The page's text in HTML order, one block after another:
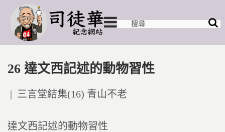
26 達文西記述的動物習性
Posted
三言堂結集(16) 青山不老
達文西記述的動物習性